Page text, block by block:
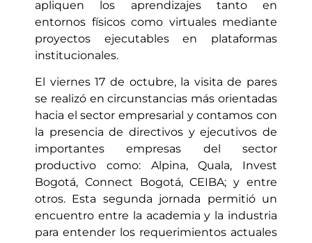
apliquen los aprendizajes tanto en
entornos físicos como virtuales mediante
proyectos ejecutables en plataformas
institucionales.
El viernes 17 de octubre, la visita de pares
se realizó en circunstancias más orientadas
hacia el sector empresarial y contamos con
la presencia de directivos y ejecutivos de
importantes empresas del sector
productivo como: Alpina, Quala, Invest
Bogotá, Connect Bogotá, CEIBA; y entre
otros. Esta segunda jornada permitió un
encuentro entre la academia y la industria
para entender los requerimientos actuales